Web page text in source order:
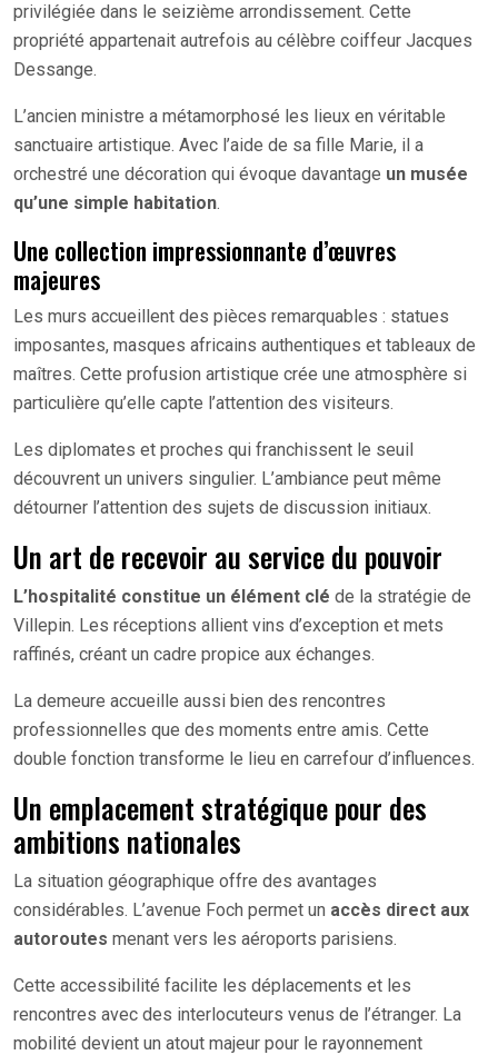
privilégiée dans le seizième arrondissement. Cette
propriété appartenait autrefois au célèbre coiffeur Jacques
Dessange.
L’ancien ministre a métamorphosé les lieux en véritable
sanctuaire artistique. Avec l’aide de sa fille Marie, il a
orchestré une décoration qui évoque davantage un musée
qu’une simple habitation.
Une collection impressionnante d’œuvres
majeures
Les murs accueillent des pièces remarquables : statues
imposantes, masques africains authentiques et tableaux de
maîtres. Cette profusion artistique crée une atmosphère si
particulière qu’elle capte l’attention des visiteurs.
Les diplomates et proches qui franchissent le seuil
découvrent un univers singulier. L’ambiance peut même
détourner l’attention des sujets de discussion initiaux.
Un art de recevoir au service du pouvoir
L’hospitalité constitue un élément clé de la stratégie de
Villepin. Les réceptions allient vins d’exception et mets
raffinés, créant un cadre propice aux échanges.
La demeure accueille aussi bien des rencontres
professionnelles que des moments entre amis. Cette
double fonction transforme le lieu en carrefour d’influences.
Un emplacement stratégique pour des
ambitions nationales
La situation géographique offre des avantages
considérables. L’avenue Foch permet un accès direct aux
autoroutes menant vers les aéroports parisiens.
Cette accessibilité facilite les déplacements et les
rencontres avec des interlocuteurs venus de l’étranger. La
mobilité devient un atout majeur pour le rayonnement